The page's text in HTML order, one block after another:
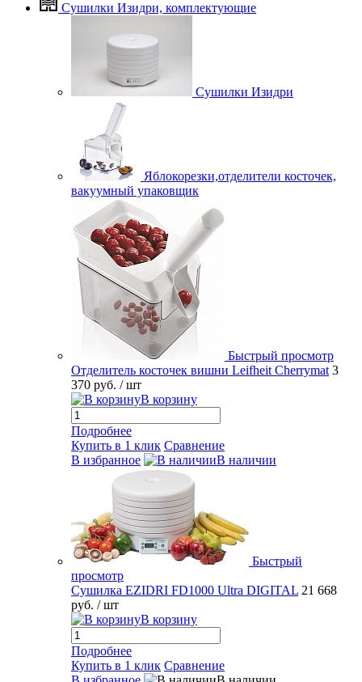
Сушилки Изидри, комплектующие
Сушилки Изидри
Яблокорезки,отделители косточек,
вакуумный упаковщик
Быстрый просмотр
Отделитель косточек вишни Leifheit Cherrymat 3
370 руб. / шт
В корзину
Подробнее
Купить в 1 клик Сравнение
В избранное
В наличии
Быстрый
просмотр
Сушилка EZIDRI FD1000 Ultra DIGITAL 21 668
руб. / шт
В корзину
Подробнее
Купить в 1 клик Сравнение